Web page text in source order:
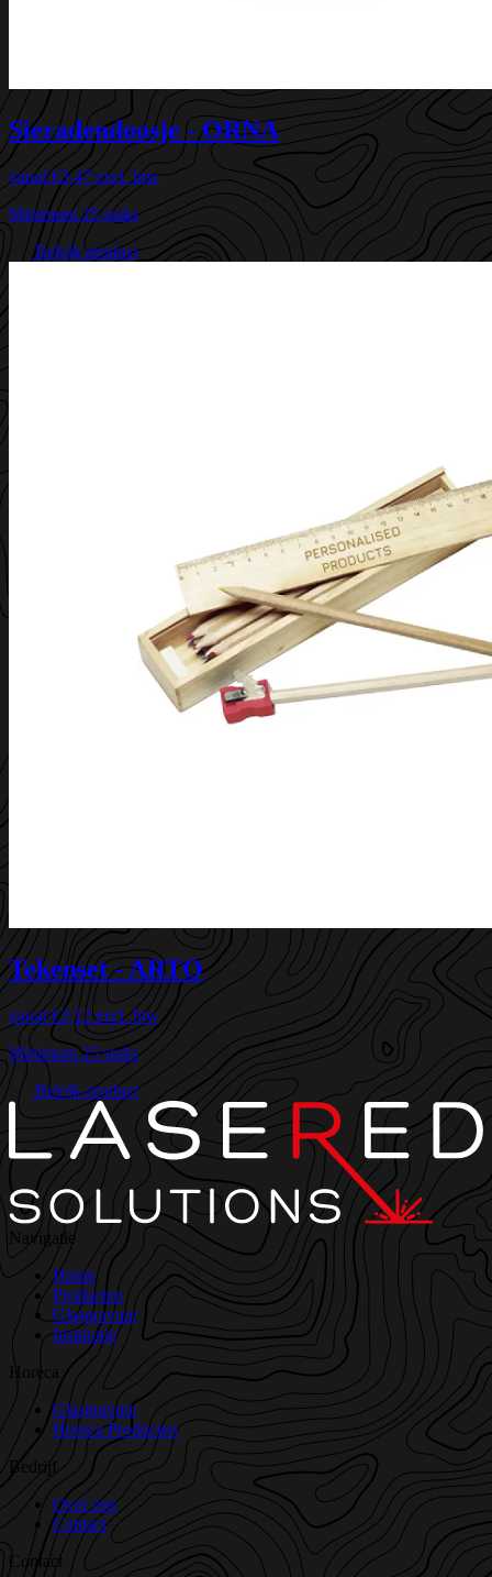
Sieradendoosje - ORNA
vanaf€3,47 excl. btw
Minimum 25 stuks
Bekijk product
Tekenset - ARTO
vanaf€3,12excl. btw
Minimum 25 stuks
Bekijk product
Navigatie
Home
Producten
Glasgravure
Inspiratie
Horeca
Glasgravure
Horeca Producten
Bedrijf
Over ons
Contact
Contact